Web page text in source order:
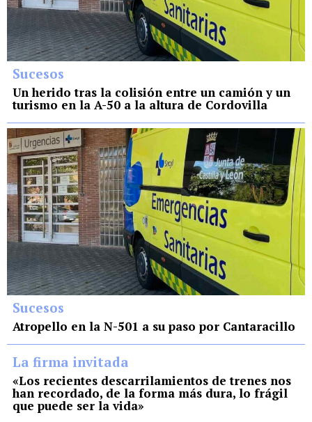
Sucesos
Un herido tras la colisión entre un camión y un
turismo en la A-50 a la altura de Cordovilla
Sucesos
Atropello en la N-501 a su paso por Cantaracillo
La firma invitada
«Los recientes descarrilamientos de trenes nos
han recordado, de la forma más dura, lo frágil
que puede ser la vida»